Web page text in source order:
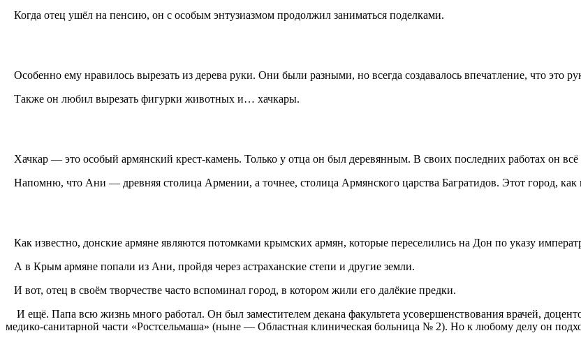
Когда отец ушёл на пенсию, он с особым энтузиазмом продолжил заниматься поделками.
Особенно ему нравилось вырезать из дерева руки. Они были разными, но всегда создавалось впечатление, что это
Также он любил вырезать фигурки животных и… хачкары.
Хачкар — это особый армянский крест-камень. Только у отца он был деревянным. В своих последних работах он
Напомню, что Ани — древняя столица Армении, а точнее, столица Армянского царства Багратидов. Этот город,
Как известно, донские армяне являются потомками крымских армян, которые переселились на Дон по указу
А в Крым армяне попали из Ани, пройдя через астраханские степи и другие земли.
И вот, отец в своём творчестве часто вспоминал город, в котором жили его далёкие предки.
И ещё. Папа всю жизнь много работал. Он был заместителем декана факультета усовершенствования врачей,
медико-санитарной части «Ростсельмаша» (ныне — Областная клиническая больница № 2). Но к любому делу он